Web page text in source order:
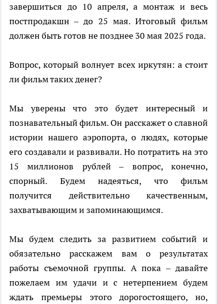
завершиться до 10 апреля, а монтаж и весь
постпродакшн – до 25 мая. Итоговый фильм
должен быть готов не позднее 30 мая 2025 года.
Вопрос, который волнует всех иркутян: а стоит
ли фильм таких денег?
Мы уверены что это будет интересный и
познавательный фильм. Он расскажет о славной
истории нашего аэропорта, о людях, которые
его создавали и развивали. Но потратить на это
15 миллионов рублей – вопрос, конечно,
спорный. Будем надеяться, что фильм
получится действительно качественным,
захватывающим и запоминающимся.
Мы будем следить за развитием событий и
обязательно расскажем вам о результатах
работы съемочной группы. А пока – давайте
пожелаем им удачи и с нетерпением будем
ждать премьеры этого дорогостоящего, но,